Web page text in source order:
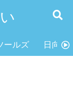
ールズ 日向坂